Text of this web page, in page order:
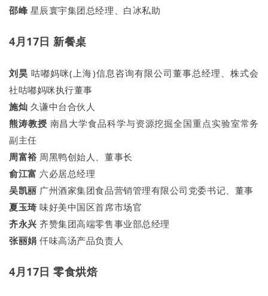
邵峰星辰寰宇集团总经理、白冰私助
4月17日 新餐桌
刘昊咕嘟妈咪(上海)信息咨询有限公司董事总经理、株式会
社咕嘟妈咪执行董事
施灿 久谦中台合伙人
熊涛教授 南昌大学食品科学与资源挖掘全国重点实验室常务
副主任
周富裕周黑鸭创始人、董事长
俞江富 六必居总经理
吴凯丽 广州酒家集团食品营销管理有限公司党委书记、董事
夏玉琦味好美中国区首席市场官
齐永兴 齐赞集团高端零售事业部总经理
张丽娟仟味高汤产品负责人
4月17日 零食烘焙